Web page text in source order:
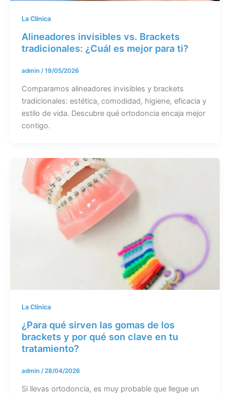
La Clínica
Alineadores invisibles vs. Brackets
tradicionales: ¿Cuál es mejor para ti?
admin /19/05/2026
Comparamos alineadores invisibles y brackets
tradicionales: estética, comodidad, higiene, eficacia y
estilo de vida. Descubre qué ortodoncia encaja mejor
contigo.
La Clínica
¿Para qué sirven las gomas de los
brackets y por qué son clave en tu
tratamiento?
admin /28/04/2026
Si llevas ortodoncia, es muy probable que llegue un